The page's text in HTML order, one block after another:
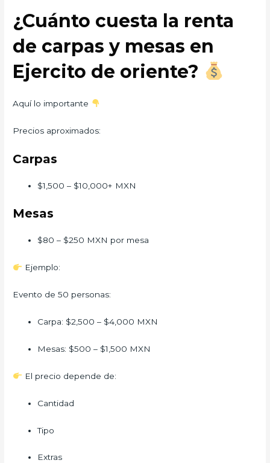
¿Cuánto cuesta la renta
de carpas y mesas en
Ejercito de oriente?
Aquí lo importante
Precios aproximados:
Carpas
$1,500 – $10,000+ MXN
Mesas
$80 – $250 MXN por mesa
Ejemplo:
Evento de 50 personas:
Carpa: $2,500 – $4,000 MXN
Mesas: $500 – $1,500 MXN
El precio depende de:
Cantidad
Tipo
Extras